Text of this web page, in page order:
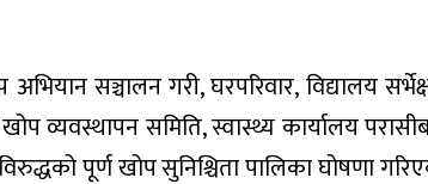
सञ्चालन गरी, घरपरिवार, विद्यालय
व्यवस्थापन समिति, स्वास्थ्य कार्यालय
पूर्ण खोप सुनिश्चिता पालिका घोषणा